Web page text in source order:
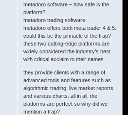
metadoro software – how safe is the
platform?
metadoro trading software
metadoro offers both meta trader 4 & 5.
could this be the pinnacle of the trap?
these two cutting-edge platforms are
widely considered the industry’s best
with critical acclaim to their names.
they provide clients with a range of
advanced tools and features such as
algorithmic trading, live market reports
and various charts. all in all, the
platforms are perfect so why did we
mention a trap?